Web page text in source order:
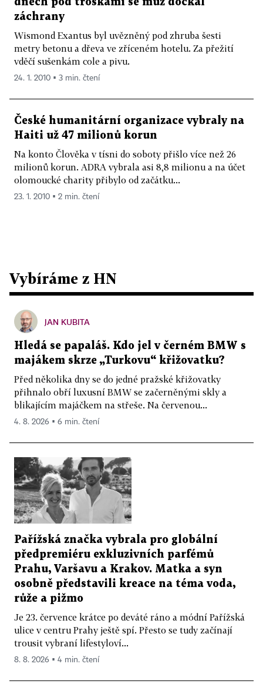
dnech pod troskami se muž dočkal
záchrany
Wismond Exantus byl uvězněný pod zhruba šesti
metry betonu a dřeva ve zříceném hotelu. Za přežití
vděčí sušenkám cole a pivu.
24. 1. 2010 ▪ 3 min. čtení
České humanitární organizace vybraly na
Haiti už 47 milionů korun
Na konto Člověka v tísni do soboty přišlo více než 26
milionů korun. ADRA vybrala asi 8,8 milionu a na účet
olomoucké charity přibylo od začátku...
23. 1. 2010 ▪ 2 min. čtení
Vybíráme z HN
JAN KUBITA
Hledá se papaláš. Kdo jel v černém BMW s
majákem skrze „Turkovu“ křižovatku?
Před několika dny se do jedné pražské křižovatky
přihnalo obří luxusní BMW se začerněnými skly a
blikajícím majáčkem na střeše. Na červenou...
4. 8. 2026 ▪ 6 min. čtení
Pařížská značka vybrala pro globální
předpremiéru exkluzivních parfémů
Prahu, Varšavu a Krakov. Matka a syn
osobně představili kreace na téma voda,
růže a pižmo
Je 23. července krátce po deváté ráno a módní Pařížská
ulice v centru Prahy ještě spí. Přesto se tudy začínají
trousit vybraní lifestyloví...
8. 8. 2026 ▪ 4 min. čtení